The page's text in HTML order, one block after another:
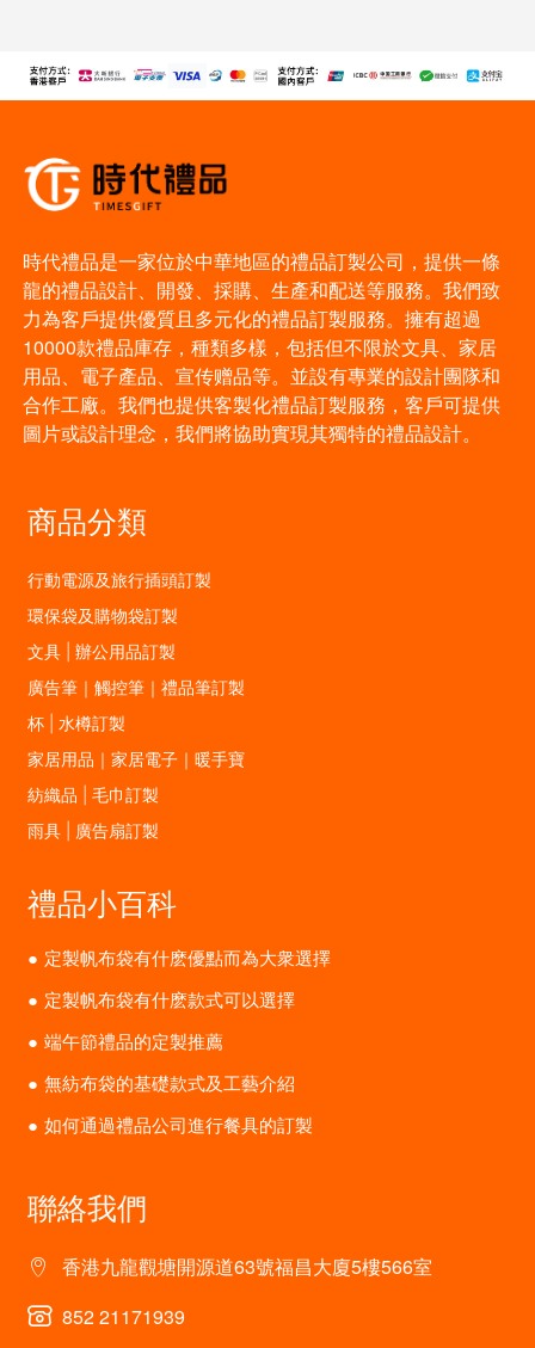
時代禮品是一家位於中華地區的禮品訂製公司，提供一條
龍的禮品設計、開發、採購、生產和配送等服務。我們致
力為客戶提供優質且多元化的禮品訂製服務。擁有超過
10000款禮品庫存，種類多樣，包括但不限於文具、家居
用品、電子產品、宣传赠品等。並設有專業的設計團隊和
合作工廠。我們也提供客製化禮品訂製服務，客戶可提供
圖片或設計理念，我們將協助實現其獨特的禮品設計。
商品分類
行動電源及旅行插頭訂製
環保袋及購物袋訂製
文具 | 辦公用品訂製
廣告筆｜觸控筆｜禮品筆訂製
杯 | 水樽訂製
家居用品｜家居電子｜暖手寶
紡織品 | 毛巾訂製
雨具 | 廣告扇訂製
禮品小百科
定製帆布袋有什麽優點而為大衆選擇
定製帆布袋有什麽款式可以選擇
端午節禮品的定製推薦
無紡布袋的基礎款式及工藝介紹
如何通過禮品公司進行餐具的訂製
聯絡我們
香港九龍觀塘開源道63號福昌大廈5樓566室
852 21171939